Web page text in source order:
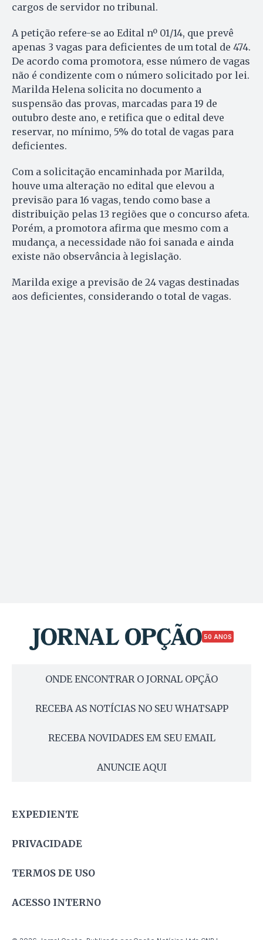
cargos de servidor no tribunal.
A petição refere-se ao Edital nº 01/14, que prevê
apenas 3 vagas para deficientes de um total de 474.
De acordo coma promotora, esse número de vagas
não é condizente com o número solicitado por lei.
Marilda Helena solicita no documento a
suspensão das provas, marcadas para 19 de
outubro deste ano, e retifica que o edital deve
reservar, no mínimo, 5% do total de vagas para
deficientes.
Com a solicitação encaminhada por Marilda,
houve uma alteração no edital que elevou a
previsão para 16 vagas, tendo como base a
distribuição pelas 13 regiões que o concurso afeta.
Porém, a promotora afirma que mesmo com a
mudança, a necessidade não foi sanada e ainda
existe não observância à legislação.
Marilda exige a previsão de 24 vagas destinadas
aos deficientes, considerando o total de vagas.
50 ANOS
ONDE ENCONTRAR O JORNAL OPÇÃO
RECEBA AS NOTÍCIAS NO SEU WHATSAPP
RECEBA NOVIDADES EM SEU EMAIL
ANUNCIE AQUI
EXPEDIENTE
PRIVACIDADE
TERMOS DE USO
ACESSO INTERNO